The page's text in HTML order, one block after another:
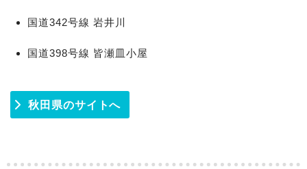
国道342号線 岩井川
国道398号線 皆瀬皿小屋
秋田県のサイトへ